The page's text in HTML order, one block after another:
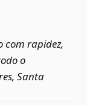
com rapidez,
o
Santa